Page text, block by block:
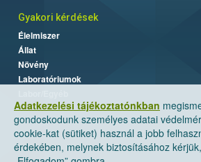
Adatkezelési tájékoztatónkban
gondoskodunk személyes adatai
cookie-kat (sütiket) használ a jobb
érdekében, melynek biztosításához
Gyakori kérdések
Élelmiszer
Állat
Növény
Laboratóriumok